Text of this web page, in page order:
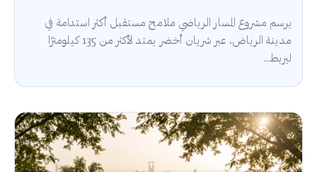
يرسم مشروع المسار الرياضي ملامح مستقبل أكثر استدامة في
مدينة الرياض، عبر شريان أخضر يمتد لأكثر من 135 كيلومترًا
ليربط...